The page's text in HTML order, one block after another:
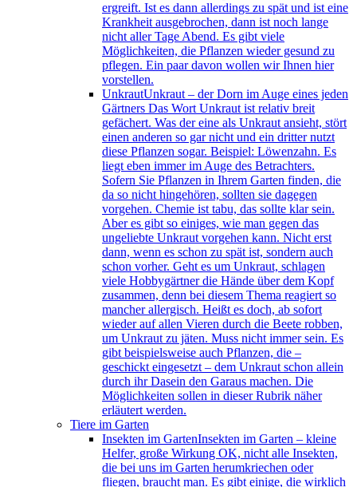
ergreift. Ist es dann allerdings zu spät und ist eine
Krankheit ausgebrochen, dann ist noch lange
nicht aller Tage Abend. Es gibt viele
Möglichkeiten, die Pflanzen wieder gesund zu
pflegen. Ein paar davon wollen wir Ihnen hier
vorstellen.
UnkrautUnkraut – der Dorn im Auge eines jeden
Gärtners Das Wort Unkraut ist relativ breit
gefächert. Was der eine als Unkraut ansieht, stört
einen anderen so gar nicht und ein dritter nutzt
diese Pflanzen sogar. Beispiel: Löwenzahn. Es
liegt eben immer im Auge des Betrachters.
Sofern Sie Pflanzen in Ihrem Garten finden, die
da so nicht hingehören, sollten sie dagegen
vorgehen. Chemie ist tabu, das sollte klar sein.
Aber es gibt so einiges, wie man gegen das
ungeliebte Unkraut vorgehen kann. Nicht erst
dann, wenn es schon zu spät ist, sondern auch
schon vorher. Geht es um Unkraut, schlagen
viele Hobbygärtner die Hände über dem Kopf
zusammen, denn bei diesem Thema reagiert so
mancher allergisch. Heißt es doch, ab sofort
wieder auf allen Vieren durch die Beete robben,
um Unkraut zu jäten. Muss nicht immer sein. Es
gibt beispielsweise auch Pflanzen, die –
geschickt eingesetzt – dem Unkraut schon allein
durch ihr Dasein den Garaus machen. Die
Möglichkeiten sollen in dieser Rubrik näher
erläutert werden.
Tiere im Garten
Insekten im GartenInsekten im Garten – kleine
Helfer, große Wirkung OK, nicht alle Insekten,
die bei uns im Garten herumkriechen oder
fliegen, braucht man. Es gibt einige, die wirklich